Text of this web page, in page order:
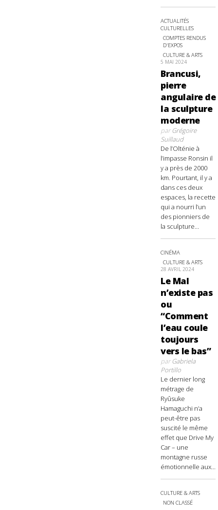
ACTUALITÉS
CULTURELLES
COMPTES RENDUS
D'EXPOS
CULTURE & ARTS
5 MAI 2024
Brancusi,
pierre
angulaire de
la sculpture
moderne
parGrégoire
Suillaud
De l’Olténie à
l’impasse Ronsin il
y a près de 2000
km. Pourtant, il y a
dans ces deux
espaces, la recette
qui a nourri l’un
des pionniers de
la sculpture...
CINÉMA
CULTURE & ARTS
28 AVRIL 2024
Le Mal
n’existe pas
ou
“Comment
l’eau coule
toujours
vers le bas”
parGabriela
Portillo
Le dernier long
métrage de
Ryûsuke
Hamaguchi n’a
peut-être pas
suscité le même
effet que Drive My
Car – une
montagne russe
émotionnelle aux...
CULTURE & ARTS
NON CLASSÉ